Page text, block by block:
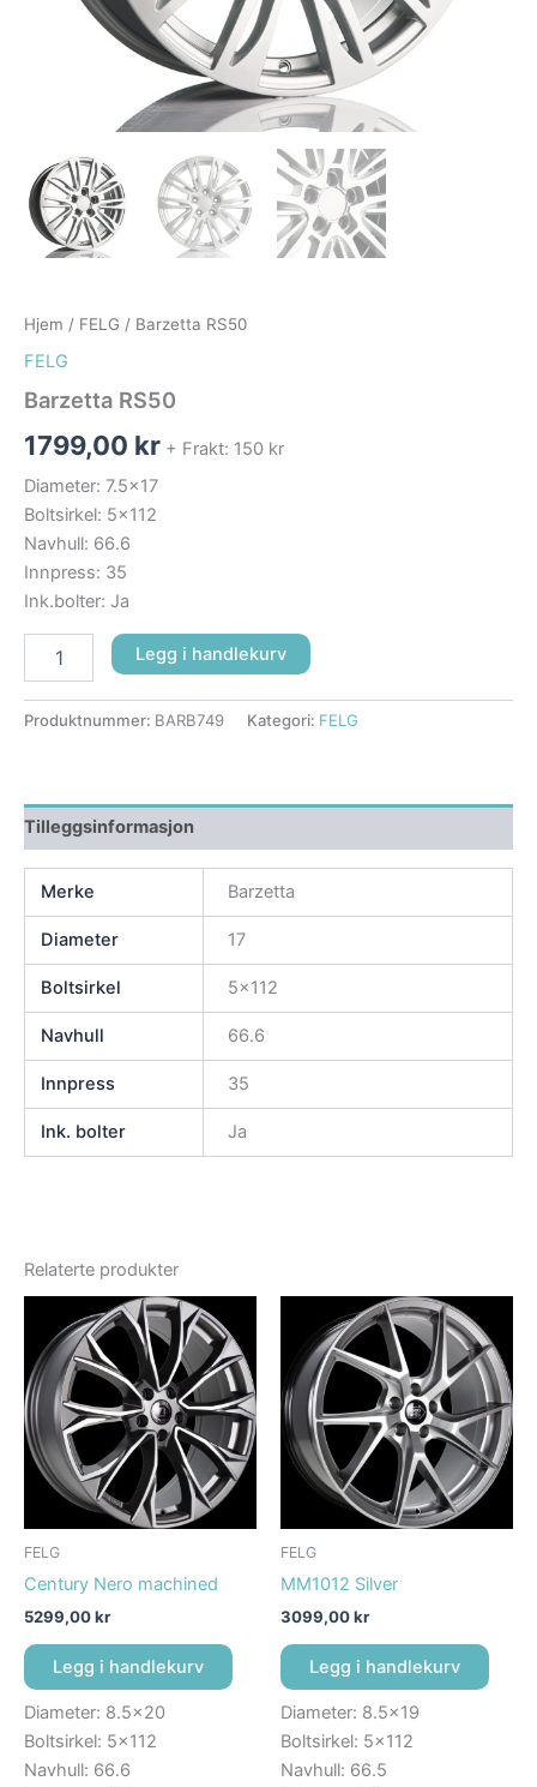
Hjem / FELG / Barzetta RS50
FELG
Barzetta RS50
1799,00 kr + Frakt: 150 kr
Diameter: 7.5×17
Boltsirkel: 5×112
Navhull: 66.6
Innpress: 35
Ink.bolter: Ja
Legg i handlekurv
Produktnummer: BARB749 Kategori: FELG
Tilleggsinformasjon
Merke Barzetta
Diameter 17
Boltsirkel 5×112
Navhull 66.6
Innpress 35
Ink. bolter Ja
Relaterte produkter
FELG
Century Nero machined
5299,00kr
Legg i handlekurv
Diameter: 8.5×20
Boltsirkel: 5×112
Navhull: 66.6
FELG
MM1012 Silver
3099,00kr
Legg i handlekurv
Diameter: 8.5×19
Boltsirkel: 5×112
Navhull: 66.5